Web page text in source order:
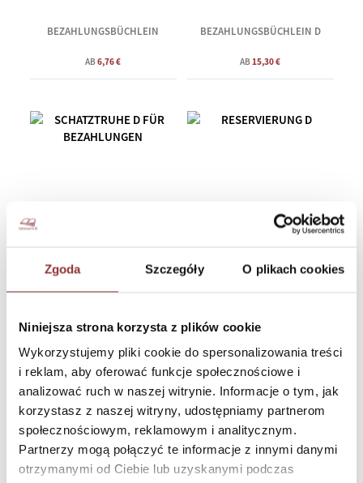
Zgoda Szczegóły O plikach cookies
Niniejsza strona korzysta z plików cookie
Wykorzystujemy pliki cookie do spersonalizowania treści
i reklam, aby oferować funkcje społecznościowe i
analizować ruch w naszej witrynie. Informacje o tym, jak
korzystasz z naszej witryny, udostępniamy partnerom
społecznościowym, reklamowym i analitycznym.
Partnerzy mogą połączyć te informacje z innymi danymi
otrzymanymi od Ciebie lub uzyskanymi podczas
BEZAHLUNGSBÜCHLEIN
AB6,76 €
BEZAHLUNGSBÜCHLEIN D
AB 15,30 €
AB19,38 € AB10,71 €